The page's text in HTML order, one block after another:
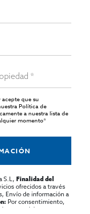
que su
Política de
a nuestra lista de
momento*
S.L,Finalidad del
ofrecidos a través
Envío de información a
Por consentimiento,
para elaborar